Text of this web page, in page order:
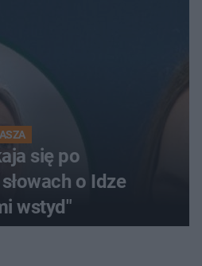
się po
o Idze
wstyd"